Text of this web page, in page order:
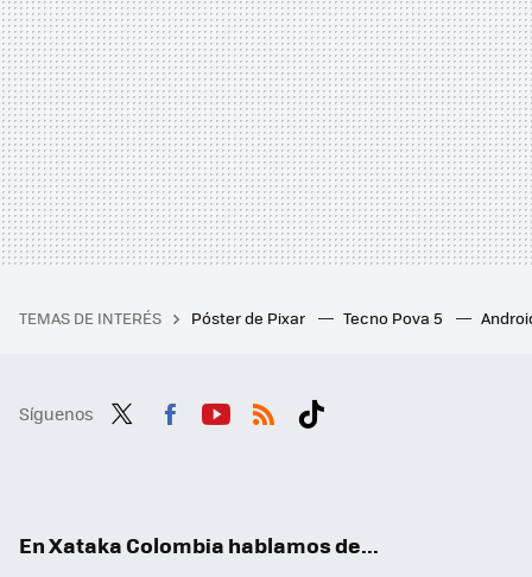
TEMAS DE INTERÉS Póster de Pixar Tecno Pova 5
Síguenos
En Xataka Colombia hablamos de...